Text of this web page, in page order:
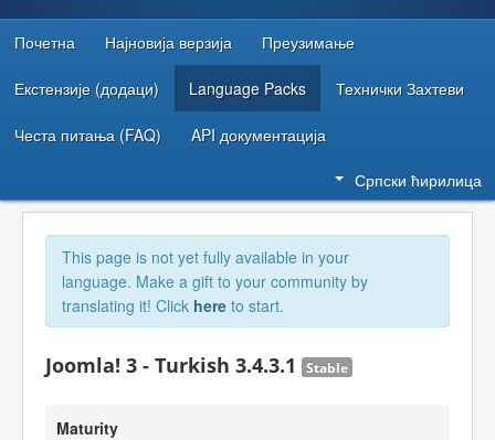
РЕСУРСИ ЗА РАЗВОЈ
Почетна Најновија верзија Преузимање
Екстензије (додаци) Language Packs Технички Захтеви
Честа питања (FAQ) API документација
Српски ћирилица
This page is not yet fully available in your
language. Make a gift to your community by
translating it! Click here to start.
Joomla! 3 - Turkish 3.4.3.1 Stable
Maturity